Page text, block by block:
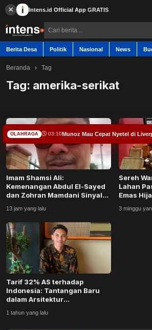
× Intens.id Official App GRATIS
Berita Desa Politik Nasional News
Contact
Politik
Nasional
News
Budaya
Teknologi
Pendidikan
Bursa
Beranda › Tag
Tag: amerika-serikat
Imam Shamsi Ali:
Kemenangan Abdul El-Sayed
dan Zohran Mamdani Sinyal
13 jam yang lalu
Sereh
Lahan
Emas
3 minggu
Tarif 32% AS terhadap
Indonesia: Tantangan Baru
dalam Arsitektur
1 tahun yang lalu
OLAHRAGA 03:10